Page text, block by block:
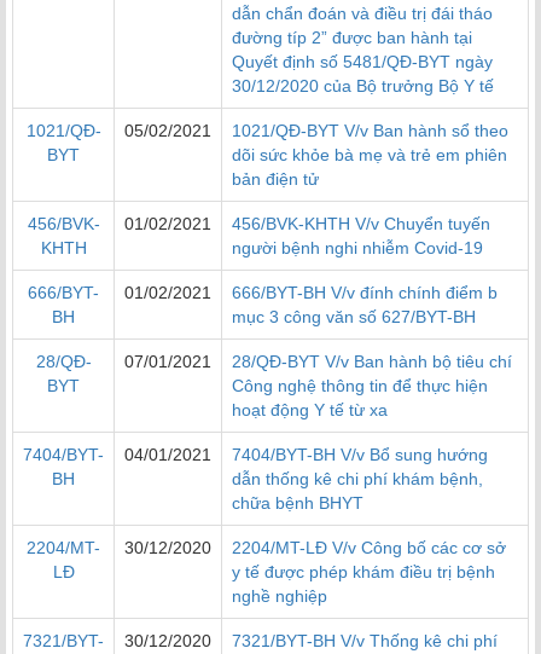
dẫn chẩn đoán và điều trị đái tháo
đường típ 2” được ban hành tại
Quyết định số 5481/QĐ-BYT ngày
30/12/2020 của Bộ trưởng Bộ Y tế
1021/QĐ-
BYT
05/02/2021
1021/QĐ-BYT V/v Ban hành sổ theo
dõi sức khỏe bà mẹ và trẻ em phiên
bản điện tử
456/BVK-
KHTH
01/02/2021
456/BVK-KHTH V/v Chuyển tuyến
người bệnh nghi nhiễm Covid-19
666/BYT-
BH
01/02/2021
666/BYT-BH V/v đính chính điểm b
mục 3 công văn số 627/BYT-BH
28/QĐ-
BYT
07/01/2021
28/QĐ-BYT V/v Ban hành bộ tiêu chí
Công nghệ thông tin để thực hiện
hoạt động Y tế từ xa
7404/BYT-
BH
04/01/2021
7404/BYT-BH V/v Bổ sung hướng
dẫn thống kê chi phí khám bệnh,
chữa bệnh BHYT
2204/MT-
LĐ
30/12/2020
2204/MT-LĐ V/v Công bố các cơ sở
y tế được phép khám điều trị bệnh
nghề nghiệp
7321/BYT-
30/12/2020
7321/BYT-BH V/v Thống kê chi phí